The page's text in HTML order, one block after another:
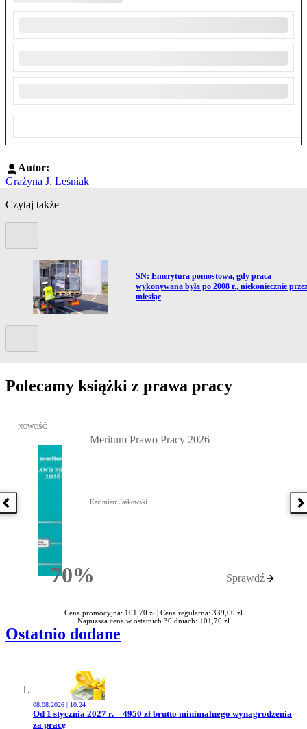
Autor:
Grażyna J. Leśniak
Czytaj także
Przejdź do artykułu:
SN: Emerytura pomostowa, gdy praca
wykonywana była po 2008 r., niekoniecznie przez
miesiąc
Polecamy książki z prawa pracy
Poprzednia książka
Przejdź do: Meritum Prawo Pracy 2026, Kazimierz Jaśkowski -
NOWOŚĆ
70%Rabatu
Meritum Prawo Pracy 2026
Kazimierz Jaśkowski
Sprawdź
Cena promocyjna: 101,70 zł | Cena regularna: 339,00 zł
Najniższa cena w ostatnich 30 dniach: 101,70 zł
Ostatnio dodane
08.08.2026 | 10:24
Przejdź do artykułu:
Od 1 stycznia 2027 r. – 4950 zł brutto minimalnego wynagrodzenia
za pracę